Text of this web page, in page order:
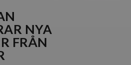
NYA
FRÅN